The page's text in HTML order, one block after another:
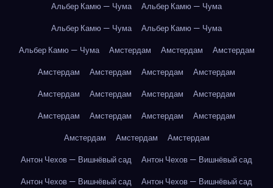
Альбер Камю — Чума
Альбер Камю — Чума
Альбер Камю — Чума
Альбер Камю — Чума
Альбер Камю — Чума
Амстердам Амстердам
Амстердам
Амстердам
Амстердам Амстердам
Амстердам
Амстердам
Амстердам Амстердам
Амстердам
Амстердам
Амстердам Амстердам
Амстердам
Амстердам
Амстердам
Амстердам
Антон Чехов — Вишнёвый сад
Антон Чехов — Вишнёвый сад
Антон Чехов — Вишнёвый сад
Антон Чехов — Вишнёвый сад